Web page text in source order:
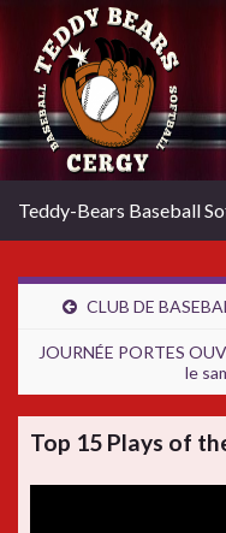
Teddy-Bears Baseball
CLUB DE
JOURNÉE PORTES
le
Top 15 Plays of